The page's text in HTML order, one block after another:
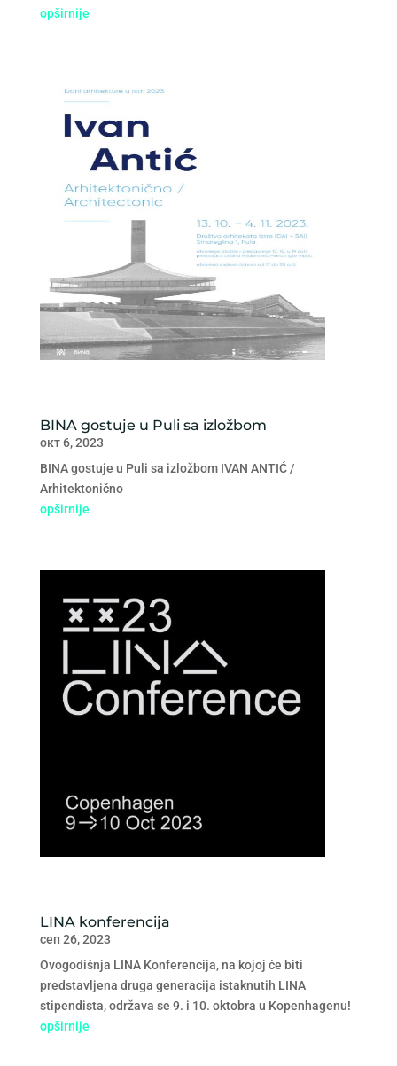
opširnije
BINA gostuje u Puli sa izložbom
окт 6, 2023
BINA gostuje u Puli sa izložbom IVAN ANTIĆ /
Arhitektonično
opširnije
LINA konferencija
сеп 26, 2023
Ovogodišnja LINA Konferencija, na kojoj će biti
predstavljena druga generacija istaknutih LINA
stipendista, održava se 9. i 10. oktobra u Kopenhagenu!
opširnije